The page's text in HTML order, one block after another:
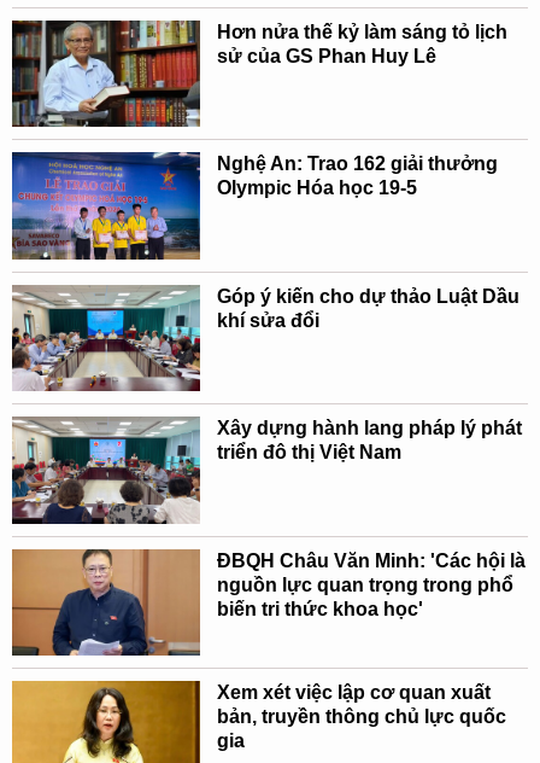
Hơn nửa thế kỷ làm sáng tỏ lịch
sử của GS Phan Huy Lê
Nghệ An: Trao 162 giải thưởng
Olympic Hóa học 19-5
Góp ý kiến cho dự thảo Luật Dầu
khí sửa đổi
Xây dựng hành lang pháp lý phát
triển đô thị Việt Nam
ĐBQH Châu Văn Minh: 'Các hội là
nguồn lực quan trọng trong phổ
biến tri thức khoa học'
Xem xét việc lập cơ quan xuất
bản, truyền thông chủ lực quốc
gia